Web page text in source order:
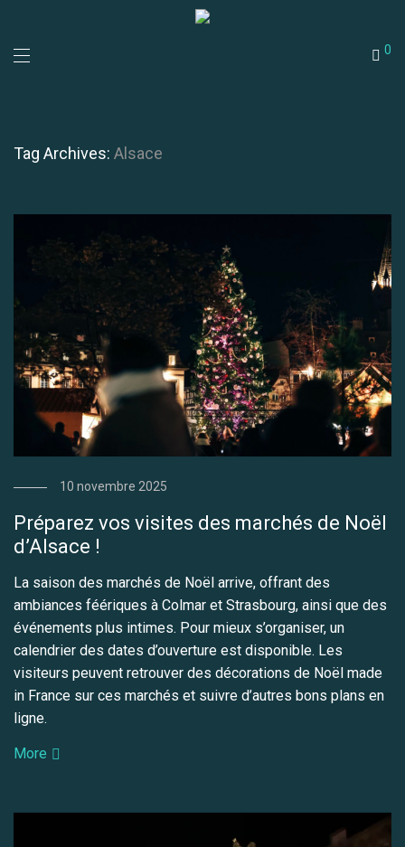
0
Tag Archives: Alsace
10 novembre 2025
Préparez vos visites des marchés de Noël
d’Alsace !
La saison des marchés de Noël arrive, offrant des
ambiances féériques à Colmar et Strasbourg, ainsi que des
événements plus intimes. Pour mieux s’organiser, un
calendrier des dates d’ouverture est disponible. Les
visiteurs peuvent retrouver des décorations de Noël made
in France sur ces marchés et suivre d’autres bons plans en
ligne.
More